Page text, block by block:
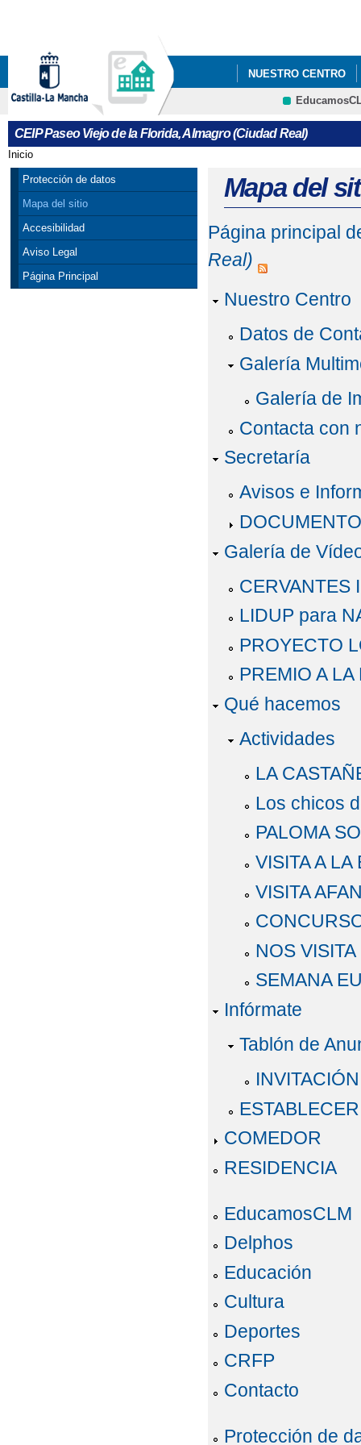
NUESTRO CENTRO
COMEDOR
CRFP
CEIP Paseo Viejo de la Florida, Almagro (Ciudad Real)
Se encuentra usted aquí
Inicio
Protección de datos
Mapa del sitio
Accesibilidad
Aviso Legal
Página Principal
Mapa del
Página principal
Real)
Nuestro Centro
Datos de
Galería
Galería de
Contacta con
Secretaría
Avisos e
Galería de
CERVANTES
LIDUP para
PROYECTO
PREMIO A
Qué hacemos
Actividades
LA
Los chicos
PALOMA
VISITA A
VISITA
NOS
SEMANA
Infórmate
Tablón de
COMEDOR
RESIDENCIA
EducamosCLM
Delphos
Educación
Cultura
Deportes
CRFP
Contacto
Protección de